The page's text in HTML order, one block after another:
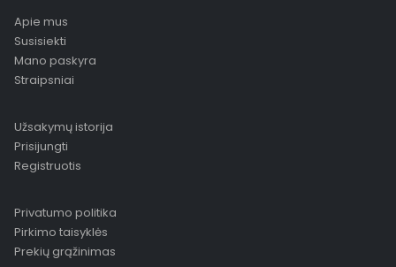
Apie mus
Susisiekti
Mano paskyra
Straipsniai
Užsakymų istorija
Prisijungti
Registruotis
Privatumo politika
Pirkimo taisyklės
Prekių grąžinimas